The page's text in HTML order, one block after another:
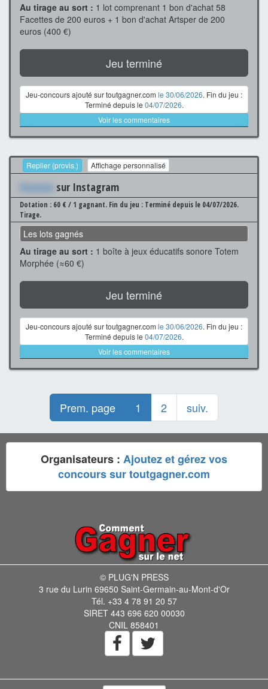
Au tirage au sort : 1 lot comprenant 1 bon d'achat 58
Facettes de 200 euros + 1 bon d'achat Artsper de 200
euros (400 €)
Jeu terminé
Jeu-concours ajouté sur toutgagner.com le 30/06/2026. Fin du jeu :
Terminé depuis le 04/07/2026.
Voir les commentaires
Replier (provis.) Affichage personnalisé
Xxxxxxx sur Instagram
Dotation : 60 € / 1 gagnant. Fin du jeu : Terminé depuis le 04/07/2026.
Tirage.
Les lots gagnés
Au tirage au sort : 1 boîte à jeux éducatifs sonore Totem
Morphée (≈60 €)
Jeu terminé
Jeu-concours ajouté sur toutgagner.com le 30/06/2026. Fin du jeu :
Terminé depuis le 04/07/2026.
Voir les commentaires
Prem. page 1 2 suiv.
Organisateurs : Ajoutez et gérez vos
concours sur toutgagner.com
© PLUG'N PRESS
3 rue du Lurin 69650 Saint-Germain-au-Mont-d'Or
Tél. +33 4 78 91 20 57
SIRET 443 696 620 00030
CNIL 858401